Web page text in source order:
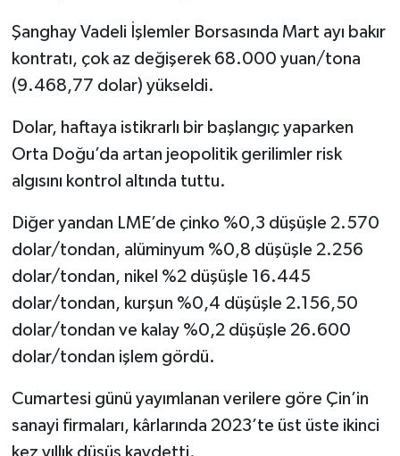
Şanghay Vadeli İşlemler Borsasında Mart ayı bakır
kontratı, çok az değişerek 68.000 yuan/tona
(9.468,77 dolar) yükseldi.
Dolar, haftaya istikrarlı bir başlangıç yaparken
Orta Doğu’da artan jeopolitik gerilimler risk
algısını kontrol altında tuttu.
Diğer yandan LME’de çinko %0,3 düşüşle 2.570
dolar/tondan, alüminyum %0,8 düşüşle 2.256
dolar/tondan, nikel %2 düşüşle 16.445
dolar/tondan, kurşun %0,4 düşüşle 2.156,50
dolar/tondan ve kalay %0,2 düşüşle 26.600
dolar/tondan işlem gördü.
Cumartesi günü yayımlanan verilere göre Çin’in
sanayi firmaları, kârlarında 2023’te üst üste ikinci
kez yıllık düşüş kaydetti.